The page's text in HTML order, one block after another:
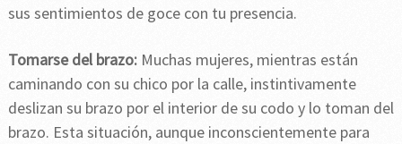
sus sentimientos de goce con tu presencia.
Tomarse del brazo:Muchas mujeres, mientras están
caminando con su chico por la calle, instintivamente
deslizan su brazo por el interior de su codo y lo toman del
brazo. Esta situación, aunque inconscientemente para